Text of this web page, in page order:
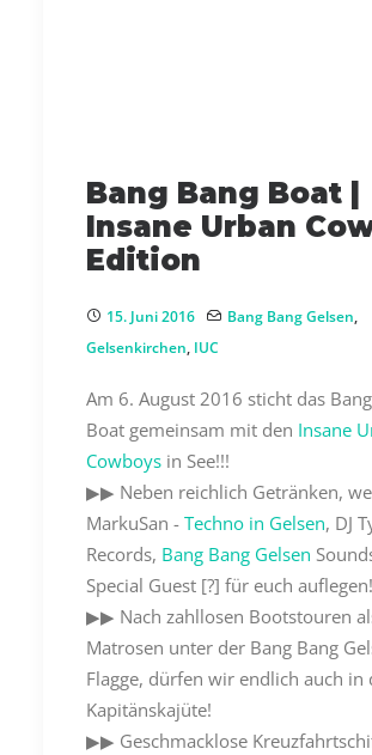
Bang Bang Boat |
Insane Urban
Edition
15. Juni 2016 Bang Bang Gelsen,
Gelsenkirchen, IUC
Am 6. August 2016 sticht das
Boat gemeinsam mit den Insane
Cowboys in See!!!
▶︎▶︎ Neben reichlich Getränken,
MarkuSan - Techno in Gelsen, DJ
Records, Bang Bang Gelsen
Special Guest [?] für euch auflegen!
▶︎▶︎ Nach zahllosen Bootstouren
Matrosen unter der Bang Bang
Flagge, dürfen wir endlich auch in
Kapitänskajüte!
▶︎▶︎ Geschmacklose